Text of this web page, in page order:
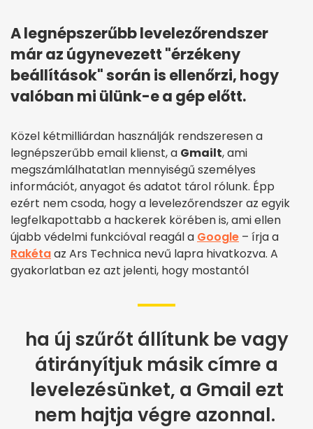
A legnépszerűbb levelezőrendszer
már az úgynevezett "érzékeny
beállítások" során is ellenőrzi, hogy
valóban mi ülünk-e a gép előtt.
Közel kétmilliárdan használják rendszeresen a
legnépszerűbb email klienst, a Gmailt, ami
megszámlálhatatlan mennyiségű személyes
információt, anyagot és adatot tárol rólunk. Épp
ezért nem csoda, hogy a levelezőrendszer az egyik
legfelkapottabb a hackerek körében is, ami ellen
újabb védelmi funkcióval reagál a Google – írja a
Rakétaaz Ars Technica nevű lapra hivatkozva. A
gyakorlatban ez azt jelenti, hogy mostantól
ha új szűrőt állítunk be vagy
átirányítjuk másik címre a
levelezésünket, a Gmail ezt
nem hajtja végre azonnal.